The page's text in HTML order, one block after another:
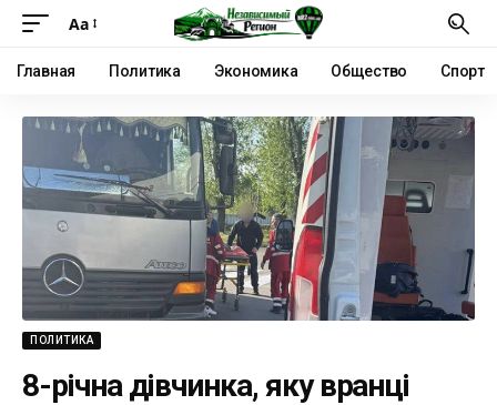
Аа
Главная Политика Экономика Общество Спорт
ПОЛИТИКА
8-річна дівчинка, яку вранці